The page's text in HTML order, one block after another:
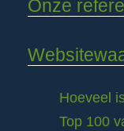
Onze
Hoeveel
Top 100